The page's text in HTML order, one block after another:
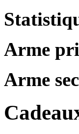
Arme
Arme